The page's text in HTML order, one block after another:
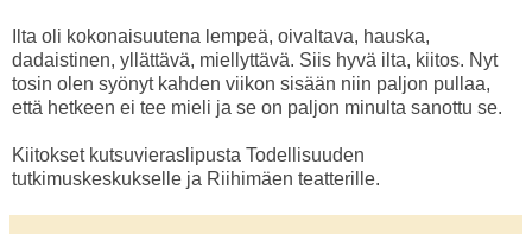
Ilta oli kokonaisuutena lempeä, oivaltava, hauska,
dadaistinen, yllättävä, miellyttävä. Siis hyvä ilta, kiitos. Nyt
tosin olen syönyt kahden viikon sisään niin paljon pullaa,
että hetkeen ei tee mieli ja se on paljon minulta sanottu se.
Kiitokset kutsuvieraslipusta Todellisuuden
tutkimuskeskukselle ja Riihimäen teatterille.